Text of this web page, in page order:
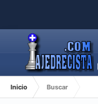
Inicio Buscar